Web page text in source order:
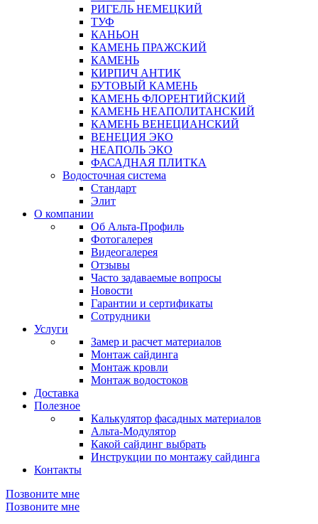
РИГЕЛЬ НЕМЕЦКИЙ
ТУФ
КАНЬОН
КАМЕНЬ ПРАЖСКИЙ
КАМЕНЬ
КИРПИЧ АНТИК
БУТОВЫЙ КАМЕНЬ
КАМЕНЬ ФЛОРЕНТИЙСКИЙ
КАМЕНЬ НЕАПОЛИТАНСКИЙ
КАМЕНЬ ВЕНЕЦИАНСКИЙ
ВЕНЕЦИЯ ЭКО
НЕАПОЛЬ ЭКО
ФАСАДНАЯ ПЛИТКА
Водосточная система
Стандарт
Элит
О компании
Об Альта-Профиль
Фотогалерея
Видеогалерея
Отзывы
Часто задаваемые вопросы
Новости
Гарантии и сертификаты
Сотрудники
Услуги
Замер и расчет материалов
Монтаж сайдинга
Монтаж кровли
Монтаж водостоков
Доставка
Полезное
Калькулятор фасадных материалов
Альта-Модулятор
Какой сайдинг выбрать
Инструкции по монтажу сайдинга
Контакты
Позвоните мне
Позвоните мне